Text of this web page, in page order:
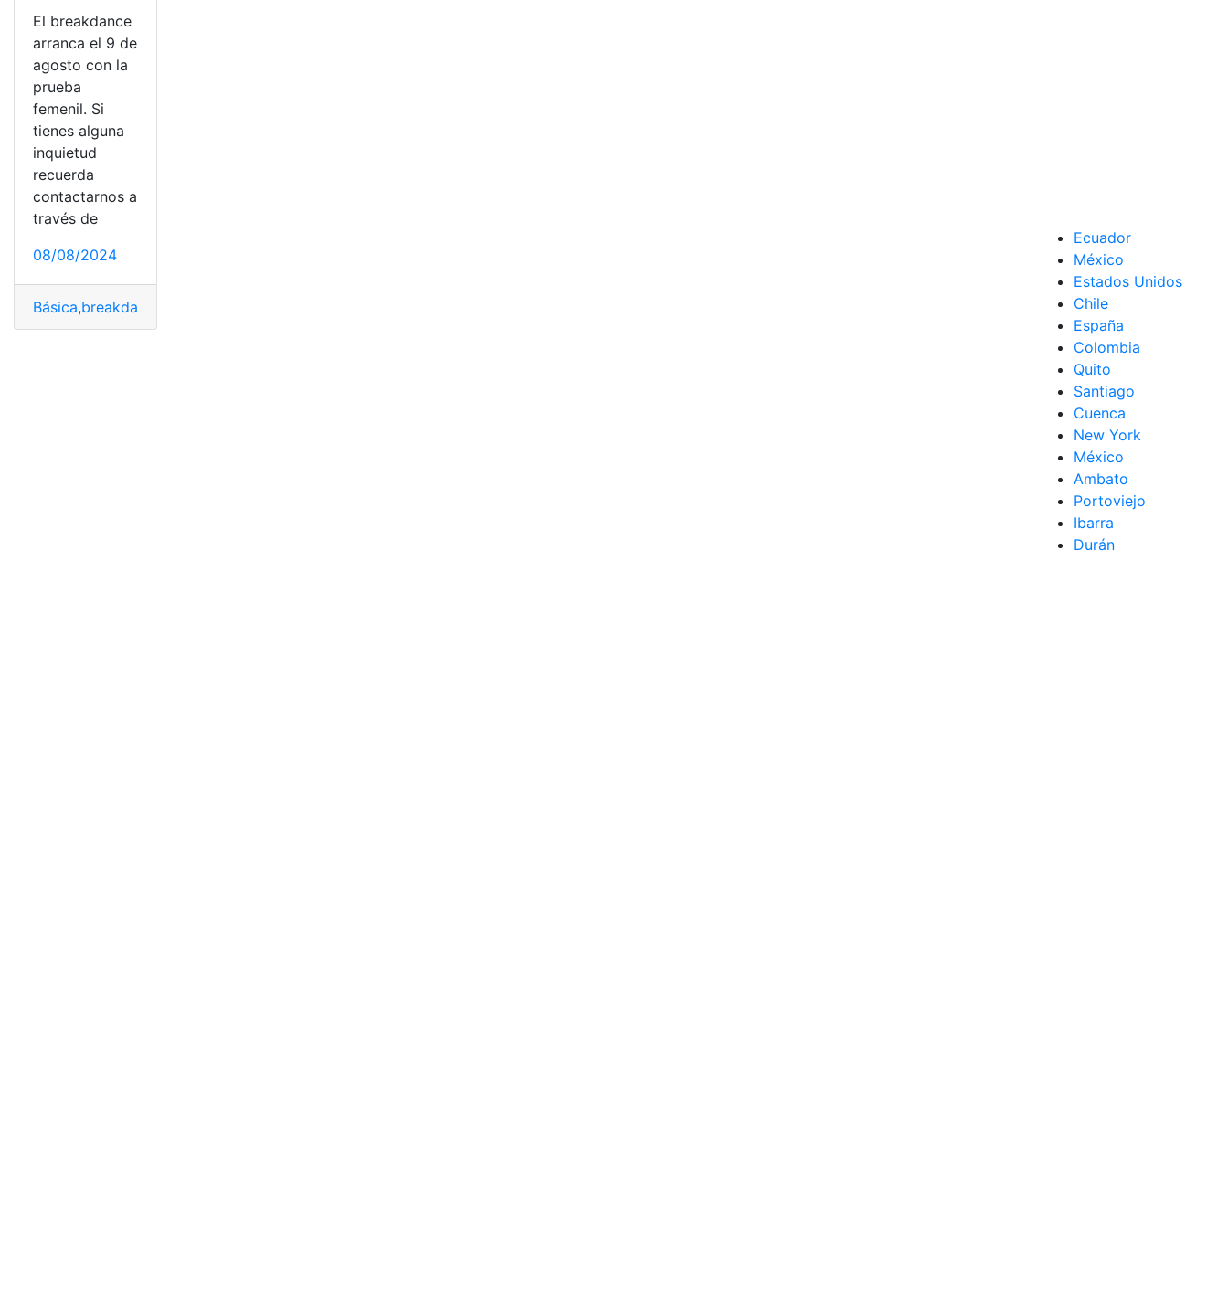
El breakdance
arranca el 9 de
agosto con la
prueba
femenil. Si
tienes alguna
inquietud
recuerda
contactarnos a
través de
08/08/2024
Básica,breakdance
Ecuador
México
Estados Unidos
Chile
España
Colombia
Quito
Santiago
Cuenca
New York
México
Ambato
Portoviejo
Ibarra
Durán